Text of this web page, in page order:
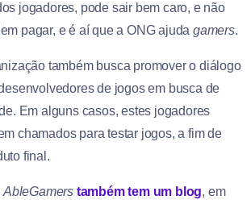
jogadores, pode sair bem caro, e não
pagar, e é aí que a ONG ajuda gamers.
também busca promover o diálogo
de jogos em busca de
Em alguns casos, estes jogadores
chamados para testar jogos, a fim de
final.
AbleGamers também tem um blog, em